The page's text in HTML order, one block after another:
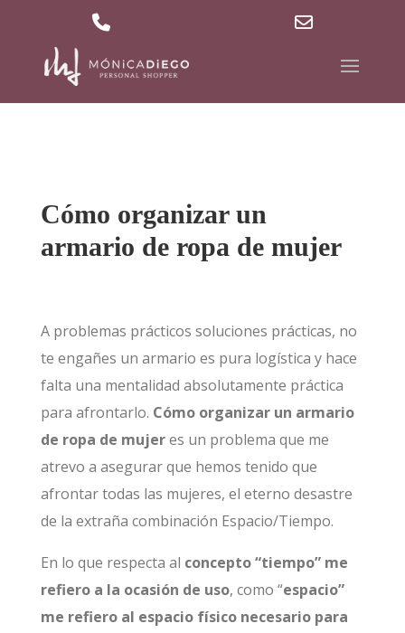
629 36 27 40 md@mdpersonalshopper.com
Cómo organizar un
armario de ropa de mujer
A problemas prácticos soluciones prácticas, no
te engañes un armario es pura logística y hace
falta una mentalidad absolutamente práctica
para afrontarlo. Cómo organizar un armario
de ropa de mujeres un problema que me
atrevo a asegurar que hemos tenido que
afrontar todas las mujeres, el eterno desastre
de la extraña combinación Espacio/Tiempo.
En lo que respecta al concepto “tiempo” me
refiero a la ocasión de uso, como “espacio”
me refiero al espacio físico necesario para
Number
Address